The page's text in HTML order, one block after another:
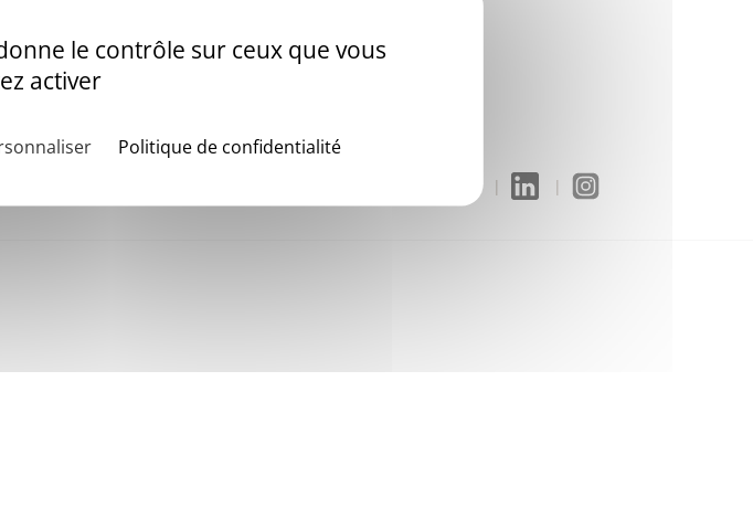
le contrôle sur ceux que vous
activer
Politique de confidentialité